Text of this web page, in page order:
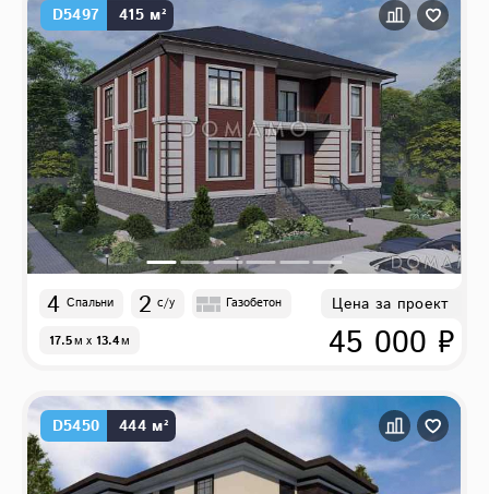
D5497 415 м²
4 Спальни 2 с/у Газобетон
17.5м x 13.4м
Цена за проект
45 000 ₽
D5450 444 м²